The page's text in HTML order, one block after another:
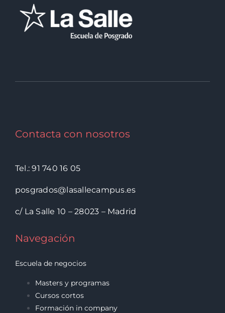
Contacta con nosotros
Tel.: 91 740 16 05
posgrados@lasallecampus.es
c/ La Salle 10 – 28023 – Madrid
Navegación
Escuela de negocios
Masters y programas
Cursos cortos
Formación in company